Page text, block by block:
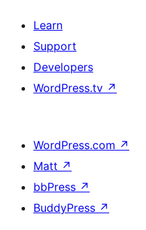
Learn
Support
Developers
WordPress.tv ↗
WordPress.com ↗
Matt ↗
bbPress ↗
BuddyPress ↗